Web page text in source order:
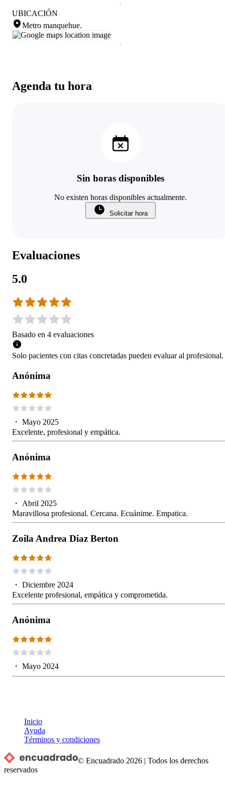
Agenda tu hora
Sin horas disponibles
No existen horas disponibles actualmente.
Solicitar hora
Evaluaciones
5.0
Basado en 4 evaluaciones
Solo pacientes con citas concretadas pueden evaluar al profesional.
Anónima
・ Mayo 2025
Excelente, profesional y empática.
Anónima
・ Abril 2025
Maravillosa profesional. Cercana. Ecuánime. Empatica.
Zoila Andrea Diaz Berton
・ Diciembre 2024
Excelente profesional, empática y comprometida.
Anónima
・ Mayo 2024
UBICACIÓN
Metro manquehue.
Inicio
Ayuda
Términos y condiciones
© Encuadrado 2026 |Todos los derechos
reservados